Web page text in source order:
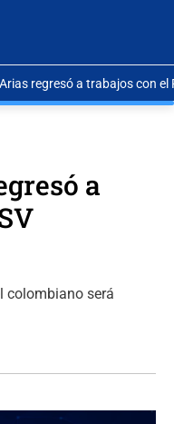
regresó a trabajos con el
a
colombiano será